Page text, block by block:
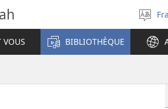
VOUS
BIBLIOTHÈQUE